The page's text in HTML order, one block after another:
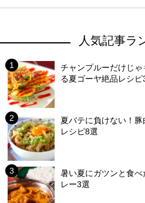
人気記事ラ
チャンプルーだけじ
る夏ゴーヤ絶品レシピ
夏バテに負けない！
レシピ8選
暑い夏にガツンと食
レー3選